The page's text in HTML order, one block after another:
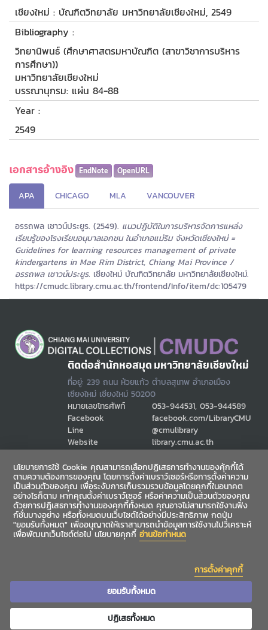
เชียงใหม่ : บัณฑิตวิทยาลัย มหาวิทยาลัยเชียงใหม่, 2549
Bibliography :
วิทยานิพนธ์ (ศึกษาศาสตรมหาบัณฑิต (สาขาวิชาการบริหาร
การศึกษา))
มหาวิทยาลัยเชียงใหม่
บรรณานุกรม: แผ่น 84-88
Year :
2549
เอกสารอ้างอิง EndNote OpenURL
APA CHICAGO MLA VANCOUVER
อรรถพล เชาวน์ประยูร. (2549). แนวปฏิบัติในการบริหารจัดการแหล่ง
เรียนรู้ของโรงเรียนอนุบาลเอกชน ในอำเภอแม่ริม จังหวัดเชียงใหม่ =
Guidelines for learning resources management of private
kindergartens in Mae Rim District, Chiang Mai Province /
อรรถพล เชาวน์ประยูร. เชียงใหม่ บัณฑิตวิทยาลัย มหาวิทยาลัยเชียงใหม่.
https://cmudc.library.cmu.ac.th/frontend/Info/item/dc:105479
ติดต่อสำนักหอสมุด มหาวิทยาลัยเชียงใหม่
ที่อยู่: 239 ถนน ห้วยแก้ว ตำบลสุเทพ อำเภอเมือง
เชียงใหม่ เชียงใหม่ 50200
หมายเลขโทรศัพท์ 053-944531, 053-944589
Facebook
facebook.com/LibraryCMU
Line
@cmulibrary
Website
library.cmu.ac.th
ช่องทางสื่อสาร
Copyright©2021 Chiang Mai University Library. All rights reserved
นโยบายการใช้ Cookie คุณสามารถเลือกปฏิเสธการทำงานของคุ้กกี้ได้
ตามความต้องการของคุณ โดยการตั้งค่าเบราว์เซอร์หรือการตั้งค่าความ
เป็นส่วนตัวของคุณ เพื่อระงับการเก็บรวมรวบข้อมูลโดยคุกกี้ในอนาคต
อย่างไรก็ตาม หากคุณตั้งค่าเบราว์เซอร์ หรือค่าความเป็นส่วนตัวของคุณ
ด้วยการปฎิเสธการทำงานของคุกกี้ทั้งหมด คุณอาจไม่สามารถใช้งานฟัง
ก์ชั่นบางอย่าง หรือทั้งหมดบนเว็บไซต์ได้อย่างมีประสิทธิภาพ กดปุ่ม
"ยอมรับทั้งหมด" เพื่ออนุญาตให้เราสามารถนำข้อมูลการใช้งานไปวิเคราะห์
เพื่อพัฒนาเว็บไซต์ต่อไป นโยบายคุกกี้อ่านข้อกำหนด
การตั้งค่าคุกกี้
ยอมรับทั้งหมด
ปฏิเสธทั้งหมด